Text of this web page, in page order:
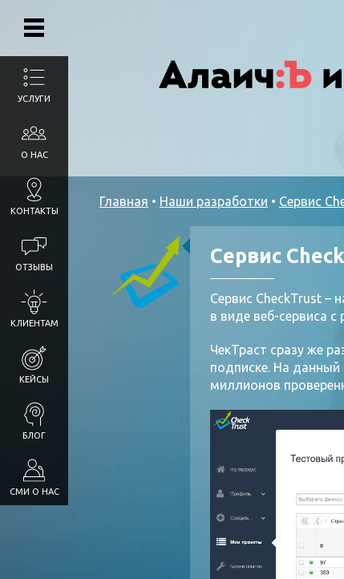
УСЛУГИ
О НАС
КОНТАКТЫ
ОТЗЫВЫ
КЛИЕНТАМ
КЕЙСЫ
БЛОГ
СМИ О НАС
Главная • Наши разработки • Сервис
Сервис
Сервис CheckTrust –
в виде веб-сервиса
ЧекТраст сразу же
подписке. На данный
миллионов